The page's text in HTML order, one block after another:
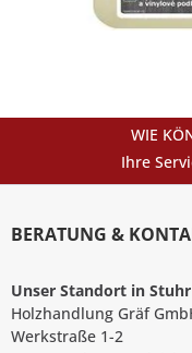
WIE
Ihre
BERATUNG &
Unser Standort in Stuhr
Holzhandlung Gräf
Werkstraße 1-2